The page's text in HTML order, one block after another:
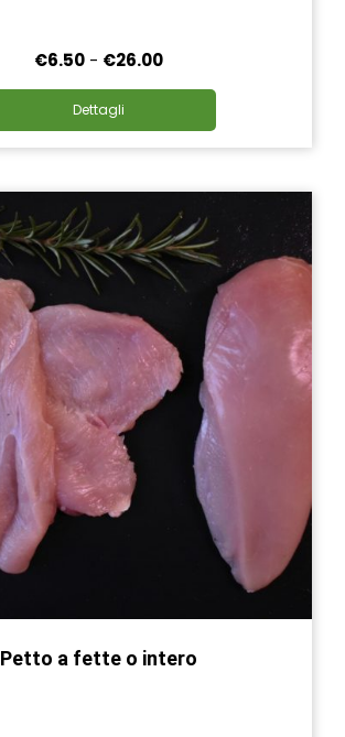
€6.50 - €26.00Fascia
da
€6.50
Dettagli
Petto a fette o intero